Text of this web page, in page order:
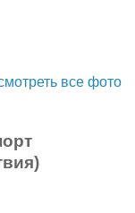
все фото